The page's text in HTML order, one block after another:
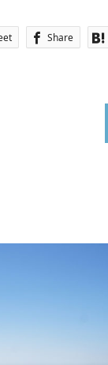
Share